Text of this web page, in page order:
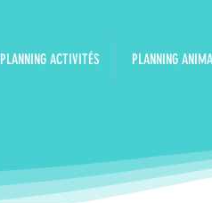
PLANNING ACTIVITÉS PLANNING